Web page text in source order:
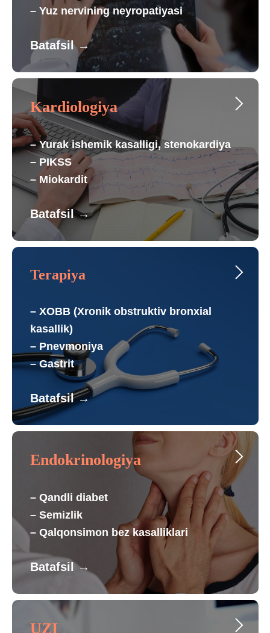
– Yuz nervining neyropatiyasi
Batafsil →
Kardiologiya
– Yurak ishemik kasalligi, stenokardiya
– PIKSS
– Miokardit
Batafsil→
Terapiya
– XOBB (Xronik obstruktiv bronxial
kasallik)
– Pnevmoniya
– Gastrit
Batafsil→
Endokrinologiya
– Qandli diabet
– Semizlik
– Qalqonsimon bez kasalliklari
Batafsil→
UZI